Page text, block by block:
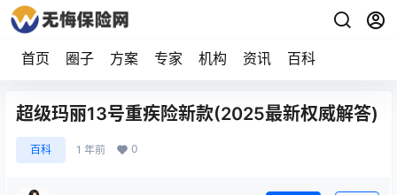
首页 圈子 方案 专家 机构 资讯 百科
超级玛丽13号重疾险新款(2025最新权威解答)
百科 1 年前 0